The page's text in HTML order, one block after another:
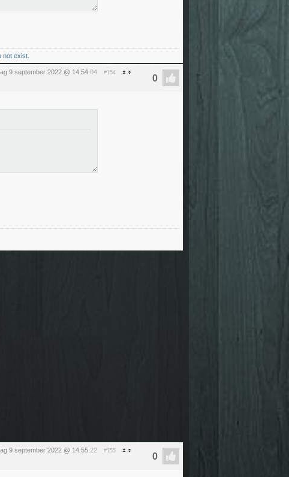
not exist.
9 september 2022 @ 14:54:04 #154
9 september 2022 @ 14:55:22 #155